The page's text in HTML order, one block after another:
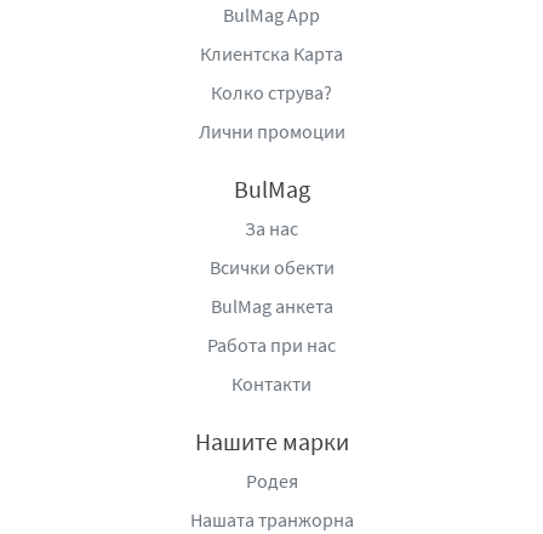
BulMag App
Клиентска Карта
Колко струва?
Лични промоции
BulMag
За нас
Всички обекти
BulMag анкета
Работа при нас
Контакти
Нашите марки
Родея
Нашата транжорна